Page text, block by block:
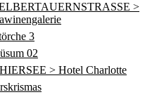
>
3
02
> Hotel Charlotte